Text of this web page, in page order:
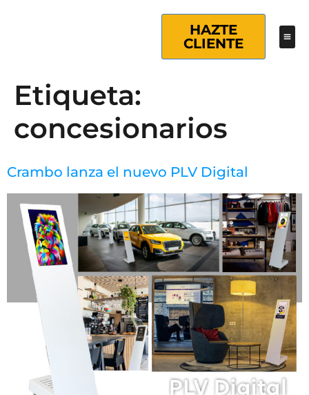
HAZTE
CLIENTE
Etiqueta:
concesionarios
Crambo lanza el nuevo PLV Digital